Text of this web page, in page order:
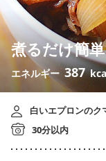
煮るだけ簡
エネルギー 387
白いエプロンのク
30分以内